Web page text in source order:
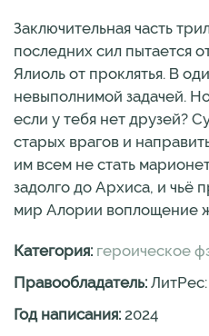
Заключительная часть
последних сил пытается
Ялиоль от проклятья. В
невыполнимой задачей.
если у тебя нет друзей?
старых врагов и
им всем не стать
задолго до Архиса, и чьё
мир Алории воплощение
Категория: героическое
Правообладатель:
Год написания: 2024